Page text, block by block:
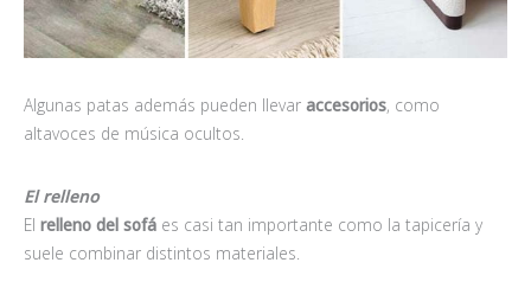
Algunas patas además pueden llevar accesorios, como
altavoces de música ocultos.
El relleno
El relleno del sofá es casi tan importante como la tapicería y
suele combinar distintos materiales.